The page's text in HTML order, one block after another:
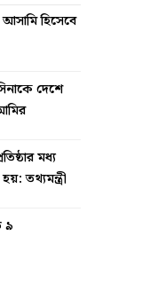
হিসেবে
দেশে
মধ্য
তথ্যমন্ত্রী
৯